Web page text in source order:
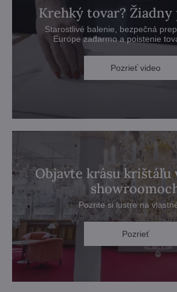
Krehký tovar? Žiadny
Starostlivé balenie, bezpečná
Európe zadarmo a poistenie
Pozrieť video
Objavte krásu krištáľu
Pozrite si lustre na
Pozrieť